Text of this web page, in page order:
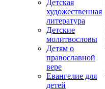
Детская
художественная
литература
Детские
молитвословы
Детям о
православной
вере
Евангелие для
детей